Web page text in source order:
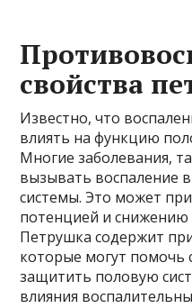
свойства
Известно, что
влиять на функцию
Многие заболевания,
вызывать воспаление
системы. Это может
потенцией и снижению
Петрушка содержит
которые могут помочь
защитить половую
влияния